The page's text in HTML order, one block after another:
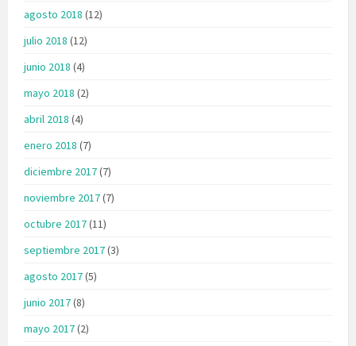
agosto 2018 (12)
julio 2018 (12)
junio 2018 (4)
mayo 2018 (2)
abril 2018 (4)
enero 2018 (7)
diciembre 2017(7)
noviembre 2017(7)
octubre 2017(11)
septiembre 2017(3)
agosto 2017(5)
junio 2017(8)
mayo 2017(2)